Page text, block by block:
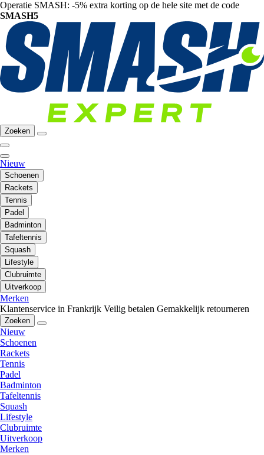
Operatie SMASH: -5% extra korting op de hele site met de code
SMASH5
Zoeken
Nieuw
Schoenen
Rackets
Tennis
Padel
Badminton
Tafeltennis
Squash
Lifestyle
Clubruimte
Uitverkoop
Merken
Klantenservice in Frankrijk Veilig betalen Gemakkelijk retourneren
Zoeken
Nieuw
Schoenen
Rackets
Tennis
Padel
Badminton
Tafeltennis
Squash
Lifestyle
Clubruimte
Uitverkoop
Merken